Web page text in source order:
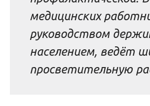
медицинских
руководством
населением, ведёт
просветительную